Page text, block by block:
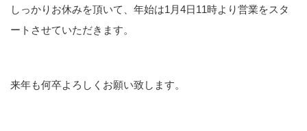
しっかりお休みを頂いて、年始は1月4日11時より営業をスタ
ートさせていただきます。
来年も何卒よろしくお願い致します。